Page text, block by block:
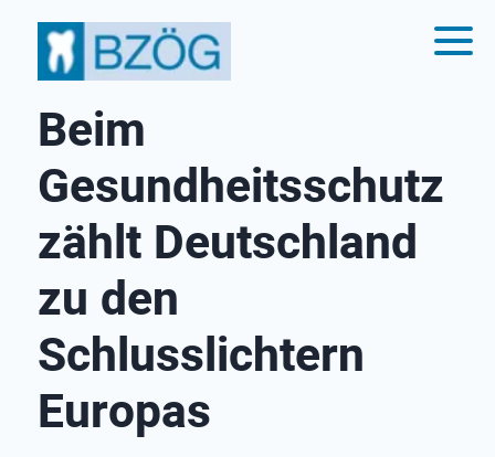
Beim
Gesundheitsschutz
zählt Deutschland
zu den
Schlusslichtern
Europas